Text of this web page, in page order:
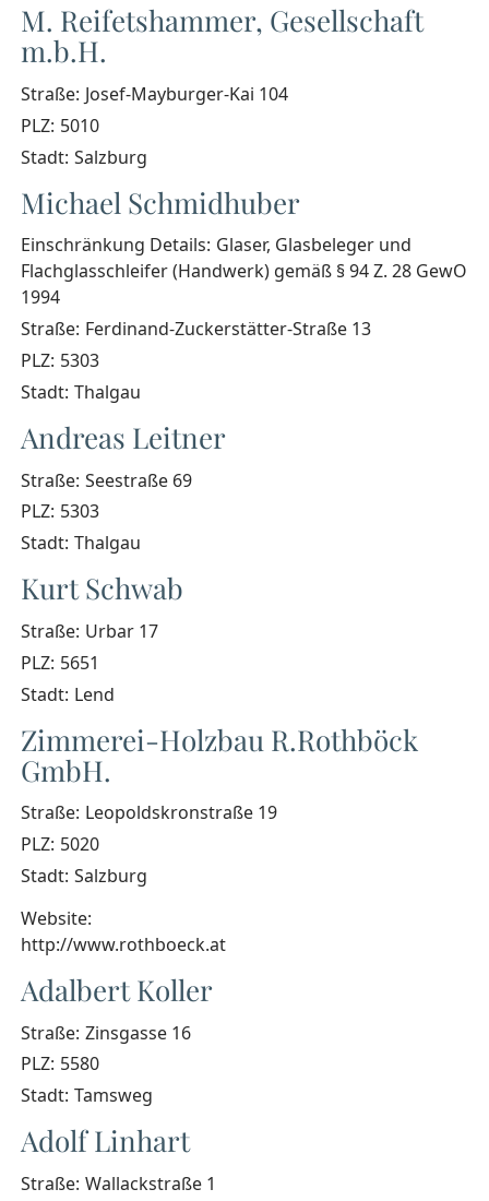
M. Reifetshammer, Gesellschaft
m.b.H.
Straße: Josef-Mayburger-Kai 104
PLZ: 5010
Stadt: Salzburg
Michael Schmidhuber
Einschränkung Details: Glaser, Glasbeleger und
Flachglasschleifer (Handwerk) gemäß § 94 Z. 28 GewO
1994
Straße: Ferdinand-Zuckerstätter-Straße 13
PLZ: 5303
Stadt: Thalgau
Andreas Leitner
Straße: Seestraße 69
PLZ: 5303
Stadt: Thalgau
Kurt Schwab
Straße: Urbar 17
PLZ: 5651
Stadt: Lend
Zimmerei-Holzbau R.Rothböck
GmbH.
Straße: Leopoldskronstraße 19
PLZ: 5020
Stadt: Salzburg
Website:
http://www.rothboeck.at
Adalbert Koller
Straße: Zinsgasse 16
PLZ: 5580
Stadt: Tamsweg
Adolf Linhart
Straße: Wallackstraße 1